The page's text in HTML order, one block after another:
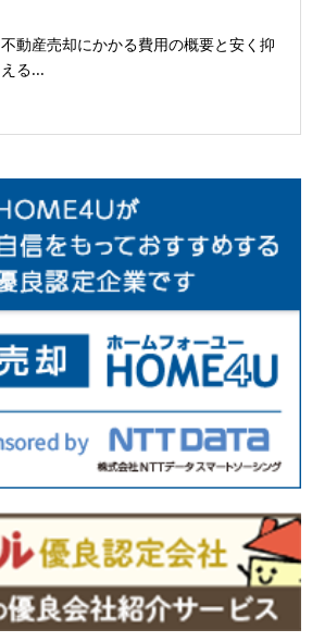
不動産売却にかかる費用の概要と安く抑
える...